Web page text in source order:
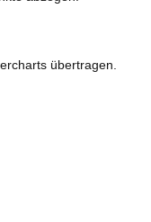
übertragen.